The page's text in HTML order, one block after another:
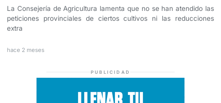
La Consejería de Agricultura lamenta que no se han atendido las
peticiones provinciales de ciertos cultivos ni las reducciones
extra
hace 2 meses
PUBLICIDAD